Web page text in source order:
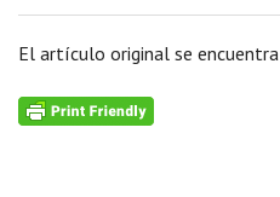
El artículo original se encuentra